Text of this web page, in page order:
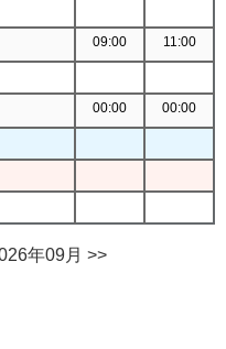
09:00 11:00
00:00 00:00
年09月 >>